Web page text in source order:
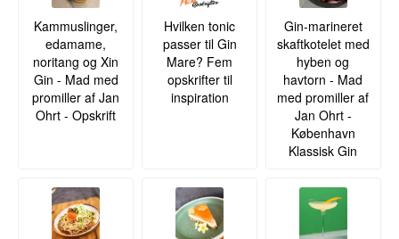
Kammuslinger,
edamame,
noritang og Xin
Gin - Mad med
promiller af Jan
Ohrt - Opskrift
Hvilken tonic
passer til Gin
Mare? Fem
opskrifter til
inspiration
Gin-marineret
skaftkotelet med
hyben og
havtorn - Mad
med promiller af
Jan Ohrt -
København
Klassisk Gin